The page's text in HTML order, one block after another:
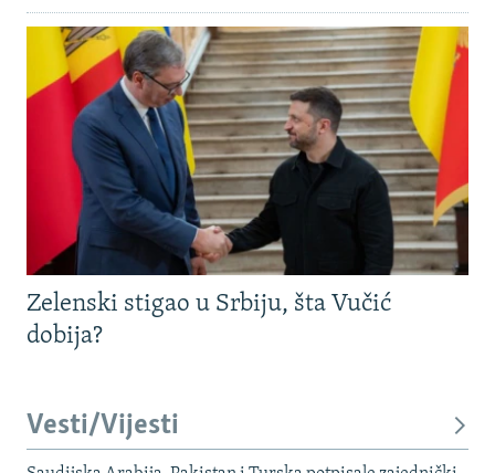
Zelenski stigao u Srbiju, šta Vučić
dobija?
Vesti/Vijesti